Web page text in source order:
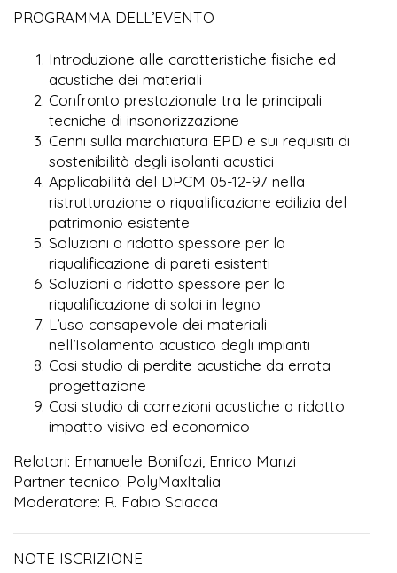
PROGRAMMA DELL’EVENTO
Introduzione alle caratteristiche fisiche ed
acustiche dei materiali
Confronto prestazionale tra le principali
tecniche di insonorizzazione
Cenni sulla marchiatura EPD e sui requisiti di
sostenibilità degli isolanti acustici
Applicabilità del DPCM 05-12-97 nella
ristrutturazione o riqualificazione edilizia del
patrimonio esistente
Soluzioni a ridotto spessore per la
riqualificazione di pareti esistenti
Soluzioni a ridotto spessore per la
riqualificazione di solai in legno
L’uso consapevole dei materiali
nell’Isolamento acustico degli impianti
Casi studio di perdite acustiche da errata
progettazione
Casi studio di correzioni acustiche a ridotto
impatto visivo ed economico
Relatori: Emanuele Bonifazi, Enrico Manzi
Partner tecnico: PolyMaxItalia
Moderatore: R. Fabio Sciacca
NOTE ISCRIZIONE